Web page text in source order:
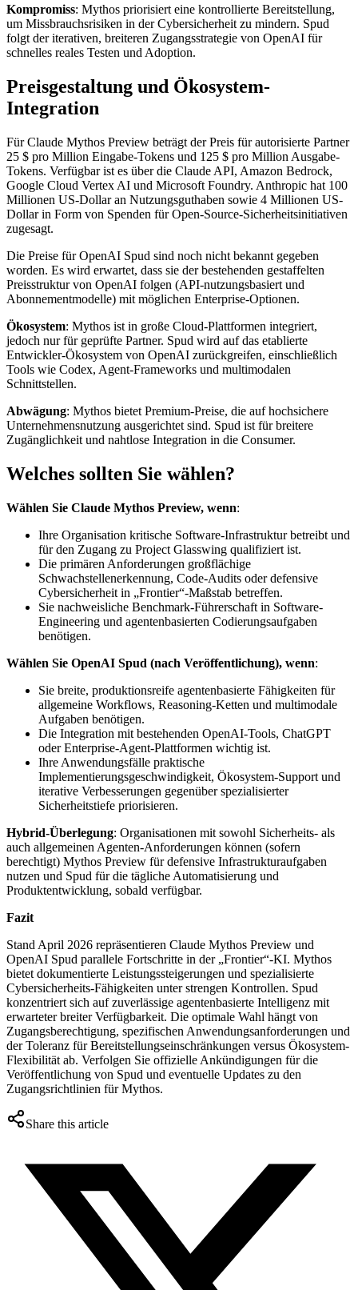
Kompromiss: Mythos priorisiert eine kontrollierte Bereitstellung,
um Missbrauchsrisiken in der Cybersicherheit zu mindern. Spud
folgt der iterativen, breiteren Zugangsstrategie von OpenAI für
schnelles reales Testen und Adoption.
Preisgestaltung und Ökosystem-
Integration
Für Claude Mythos Preview beträgt der Preis für autorisierte Partner
25 $ pro Million Eingabe-Tokens und 125 $ pro Million Ausgabe-
Tokens. Verfügbar ist es über die Claude API, Amazon Bedrock,
Google Cloud Vertex AI und Microsoft Foundry. Anthropic hat 100
Millionen US-Dollar an Nutzungsguthaben sowie 4 Millionen US-
Dollar in Form von Spenden für Open-Source-Sicherheitsinitiativen
zugesagt.
Die Preise für OpenAI Spud sind noch nicht bekannt gegeben
worden. Es wird erwartet, dass sie der bestehenden gestaffelten
Preisstruktur von OpenAI folgen (API-nutzungsbasiert und
Abonnementmodelle) mit möglichen Enterprise-Optionen.
Ökosystem: Mythos ist in große Cloud-Plattformen integriert,
jedoch nur für geprüfte Partner. Spud wird auf das etablierte
Entwickler-Ökosystem von OpenAI zurückgreifen, einschließlich
Tools wie Codex, Agent-Frameworks und multimodalen
Schnittstellen.
Abwägung: Mythos bietet Premium-Preise, die auf hochsichere
Unternehmensnutzung ausgerichtet sind. Spud ist für breitere
Zugänglichkeit und nahtlose Integration in die Consumer.
Welches sollten Sie wählen?
Wählen Sie Claude Mythos Preview, wenn:
Ihre Organisation kritische Software-Infrastruktur betreibt und
für den Zugang zu Project Glasswing qualifiziert ist.
Die primären Anforderungen großflächige
Schwachstellenerkennung, Code-Audits oder defensive
Cybersicherheit in „Frontier“-Maßstab betreffen.
Sie nachweisliche Benchmark-Führerschaft in Software-
Engineering und agentenbasierten Codierungsaufgaben
benötigen.
Wählen Sie OpenAI Spud (nach Veröffentlichung), wenn:
Sie breite, produktionsreife agentenbasierte Fähigkeiten für
allgemeine Workflows, Reasoning-Ketten und multimodale
Aufgaben benötigen.
Die Integration mit bestehenden OpenAI-Tools, ChatGPT
oder Enterprise-Agent-Plattformen wichtig ist.
Ihre Anwendungsfälle praktische
Implementierungsgeschwindigkeit, Ökosystem-Support und
iterative Verbesserungen gegenüber spezialisierter
Sicherheitstiefe priorisieren.
Hybrid-Überlegung: Organisationen mit sowohl Sicherheits- als
auch allgemeinen Agenten-Anforderungen können (sofern
berechtigt) Mythos Preview für defensive Infrastrukturaufgaben
nutzen und Spud für die tägliche Automatisierung und
Produktentwicklung, sobald verfügbar.
Fazit
Stand April 2026 repräsentieren Claude Mythos Preview und
OpenAI Spud parallele Fortschritte in der „Frontier“-KI. Mythos
bietet dokumentierte Leistungssteigerungen und spezialisierte
Cybersicherheits-Fähigkeiten unter strengen Kontrollen. Spud
konzentriert sich auf zuverlässige agentenbasierte Intelligenz mit
erwarteter breiter Verfügbarkeit. Die optimale Wahl hängt von
Zugangsberechtigung, spezifischen Anwendungsanforderungen und
der Toleranz für Bereitstellungseinschränkungen versus Ökosystem-
Flexibilität ab. Verfolgen Sie offizielle Ankündigungen für die
Veröffentlichung von Spud und eventuelle Updates zu den
Zugangsrichtlinien für Mythos.
Share this article